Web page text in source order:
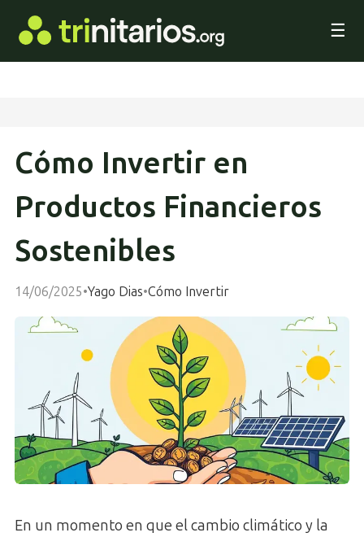
☰
Cómo Invertir en
Productos Financieros
Sostenibles
14/06/2025•Yago Dias•Cómo Invertir
En un momento en que el cambio climático y la